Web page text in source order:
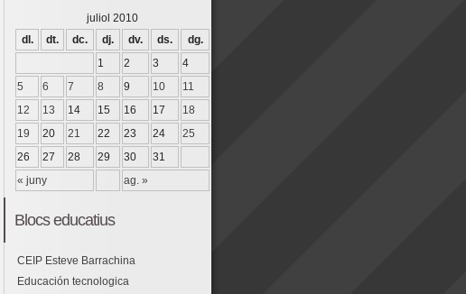
width="425" height="350" wmode="transparent" /]
juliol 2010
dl.
dt. dc. dj. dv. ds. dg.
« juny ag. »
1 2 3
4
5
6 7 8 9 10
11
12
13 14 15 16 17
18
19
20 21 22 23 24
25
26
27 28 29 30 31
Blocs educatius
CEIP Esteve Barrachina
Educación tecnologica